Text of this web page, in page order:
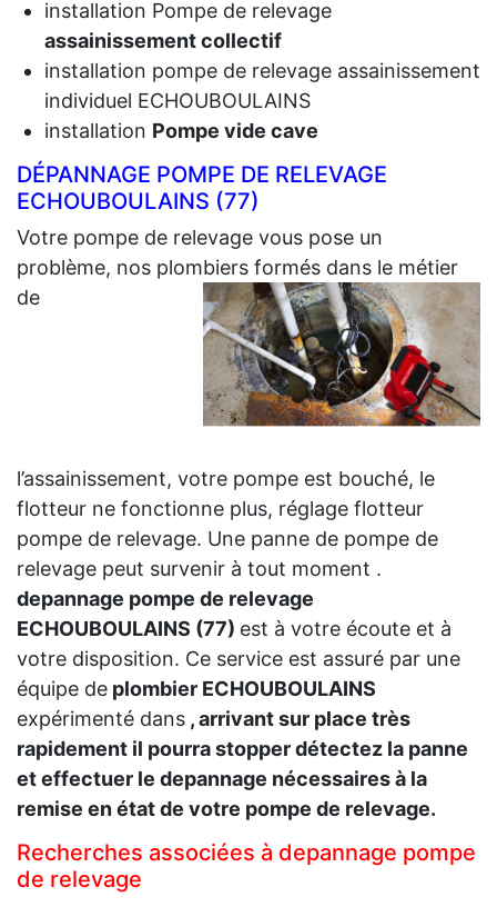
installation Pompe de relevage
assainissement collectif
installation pompe de relevage assainissement
individuel ECHOUBOULAINS
installation Pompe vide cave
DÉPANNAGE POMPE DE RELEVAGE
ECHOUBOULAINS (77)
Votre pompe de relevage vous pose un
problème, nos plombiers formés dans le métier
de
l’assainissement, votre pompe est bouché, le
flotteur ne fonctionne plus, réglage flotteur
pompe de relevage. Une panne de pompe de
relevage peut survenir à tout moment .
depannage pompe de relevage
ECHOUBOULAINS (77) est à votre écoute et à
votre disposition. Ce service est assuré par une
équipe de plombier ECHOUBOULAINS
expérimenté dans , arrivant sur place très
rapidement il pourra stopper détectez la panne
et effectuer le depannage nécessaires à la
remise en état de votre pompe de relevage.
Recherches associées à depannage pompe
de relevage